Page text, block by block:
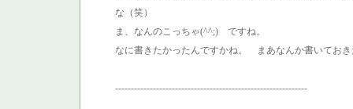
な（笑）
ま、なんのこっちゃ(^^;) ですね。
なに書きたかったんですかね。 まあなんか書いてお
-------------------------------------------------------------